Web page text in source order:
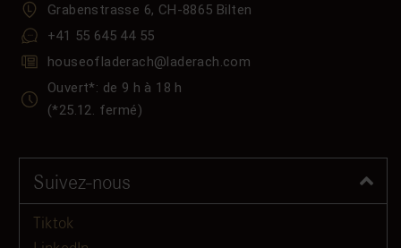
Grabenstrasse 6, CH-8865 Bilten
+41 55 645 44 55
houseofladerach@laderach.com
Ouvert*: de 9 h à 18 h
(*25.12. fermé)
Suivez-nous
Tiktok